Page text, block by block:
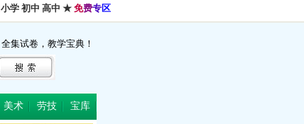
小学 初中 高中 ★ 免费专区
集试卷，教学宝典！
美术 劳技 宝库